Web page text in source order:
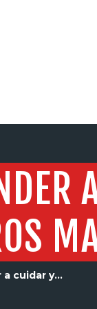
cuidar y...